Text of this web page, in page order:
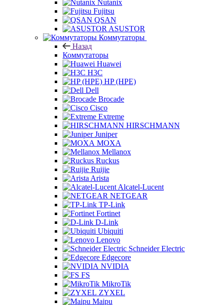
Nutanix
Fujitsu
QSAN
ASUSTOR
Коммутаторы
Назад
Коммутаторы
Huawei
H3C
HP (HPE)
Dell
Brocade
Cisco
Extreme
HIRSCHMANN
Juniper
MOXA
Mellanox
Ruckus
Ruijie
Arista
Alcatel-Lucent
NETGEAR
TP-Link
Fortinet
D-Link
Ubiquiti
Lenovo
Schneider Electric
Edgecore
NVIDIA
FS
MikroTik
ZYXEL
Maipu